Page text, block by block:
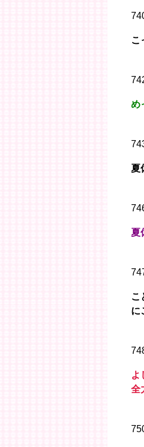
こ
め
夏
夏
こ
に
よ
全